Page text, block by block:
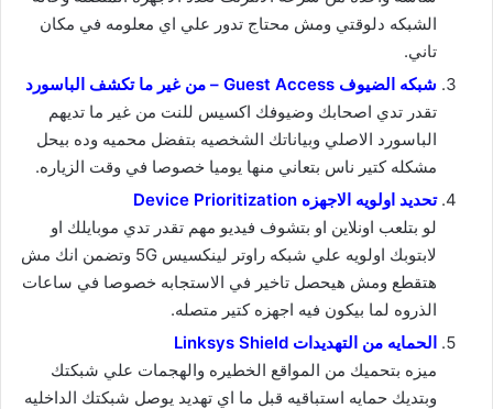
الشبكه دلوقتي ومش محتاج تدور علي اي معلومه في مكان
تاني.
شبكه الضيوف Guest Access – من غير ما تكشف الباسورد
تقدر تدي اصحابك وضيوفك اكسيس للنت من غير ما تديهم
الباسورد الاصلي وبياناتك الشخصيه بتفضل محميه وده بيحل
مشكله كتير ناس بتعاني منها يوميا خصوصا في وقت الزياره.
تحديد اولويه الاجهزه Device Prioritization
لو بتلعب اونلاين او بتشوف فيديو مهم تقدر تدي موبايلك او
لابتوبك اولويه علي شبكه راوتر لينكسيس 5G وتضمن انك مش
هتقطع ومش هيحصل تاخير في الاستجابه خصوصا في ساعات
الذروه لما بيكون فيه اجهزه كتير متصله.
الحمايه من التهديدات Linksys Shield
ميزه بتحميك من المواقع الخطيره والهجمات علي شبكتك
وبتديك حمايه استباقيه قبل ما اي تهديد يوصل شبكتك الداخليه